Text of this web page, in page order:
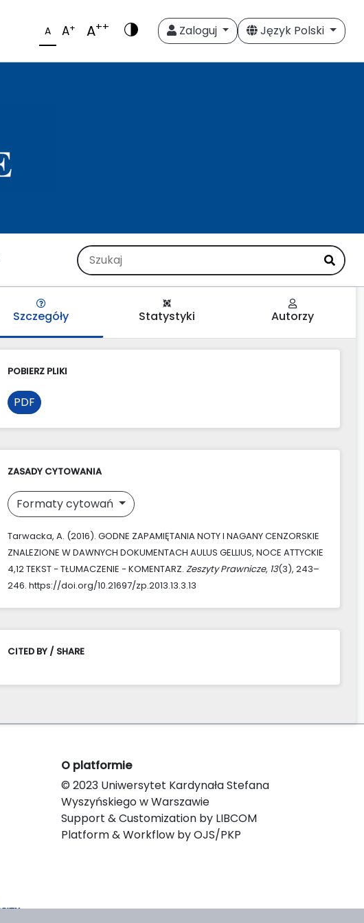
A A+ A++ Zaloguj Język Polski
Szczegóły Statystyki Autorzy
POBIERZ PLIKI
PDF
ZASADY CYTOWANIA
Formaty cytowań
Tarwacka, A. (2016). GODNE ZAPAMIĘTANIA NOTY I NAGANY CENZORSKIE
ZNALEZIONE W DAWNYCH DOKUMENTACH AULUS GELLIUS, NOCE ATTYCKIE
4,12 TEKST − TŁUMACZENIE − KOMENTARZ. Zeszyty Prawnicze, 13(3), 243–
246. https://doi.org/10.21697/zp.2013.13.3.13
CITED BY / SHARE
O platformie
© 2023 Uniwersytet Kardynała Stefana
Wyszyńskiego w Warszawie
Support & Customization by LIBCOM
Platform & Workflow by OJS/PKP